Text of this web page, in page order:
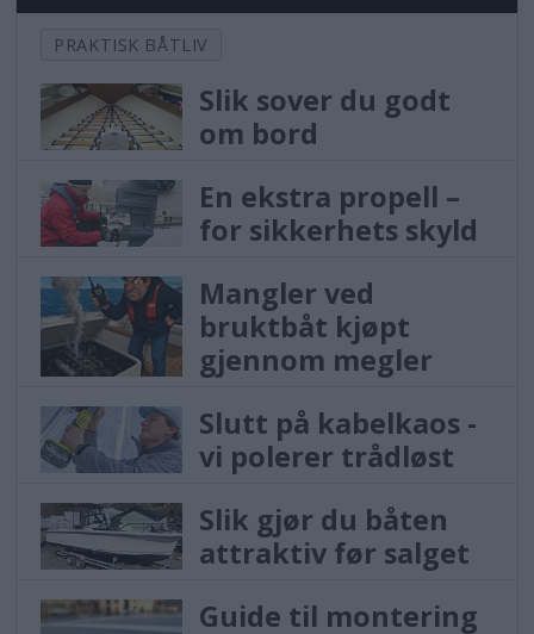
PRAKTISK BÅTLIV
Slik sover du godt
om bord
En ekstra propell –
for sikkerhets skyld
Mangler ved
bruktbåt kjøpt
gjennom megler
Slutt på kabelkaos -
vi polerer trådløst
Slik gjør du båten
attraktiv før salget
Guide til montering